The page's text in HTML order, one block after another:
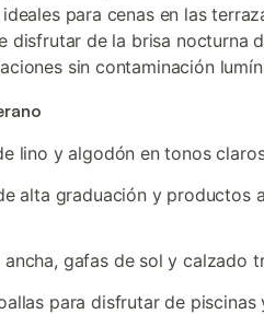
para cenas en las
disfrutar de la brisa nocturna
sin contaminación
lino y algodón en tonos
alta graduación y productos
ancha, gafas de sol y calzado
para disfrutar de piscinas